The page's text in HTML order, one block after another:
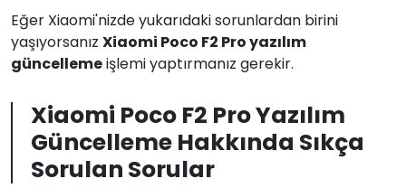
Eğer Xiaomi'nizde yukarıdaki sorunlardan birini
yaşıyorsanız Xiaomi Poco F2 Pro yazılım
güncellemeişlemi yaptırmanız gerekir.
Xiaomi Poco F2 Pro Yazılım
Güncelleme Hakkında Sıkça
Sorulan Sorular